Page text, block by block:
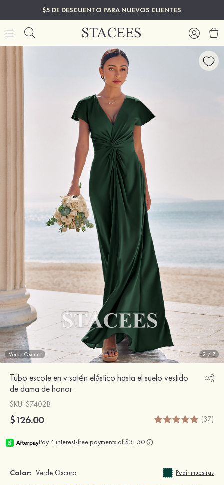
$5 DE DESCUENTO PARA NUEVOS CLIENTES
Verde Oscuro 2/7
Tubo escote en v satén elástico hasta el suelo vestido
de dama de honor
SKU: S7402B
$126.00 (37)
Color: Verde Oscuro Pedir muestras